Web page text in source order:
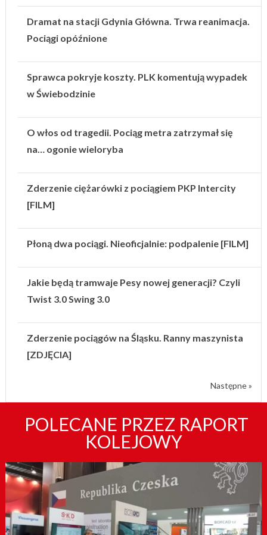
Dramat na stacji Gdynia Główna. Trwa reanimacja.
Pociągi opóźnione
Sprawca pokryje koszty. PLK komentują wypadek
w Świebodzinie
O włos od tragedii. Pociąg metra zatrzymał się
na… ogonie wieloryba
Zderzenie ciężarówki z pociągiem PKP Intercity
[FILM]
Płoną dwa pociągi. Nieoficjalnie: podpalenie [FILM]
Jakie będą tramwaje Pesy nowej generacji? Czyli
Twist 3.0 Swing 3.0
Zderzenie pociągów na Śląsku. Ranny maszynista
[ZDJĘCIA]
Następne »
POLECANE PRZEZ RAPORT
KOLEJOWY